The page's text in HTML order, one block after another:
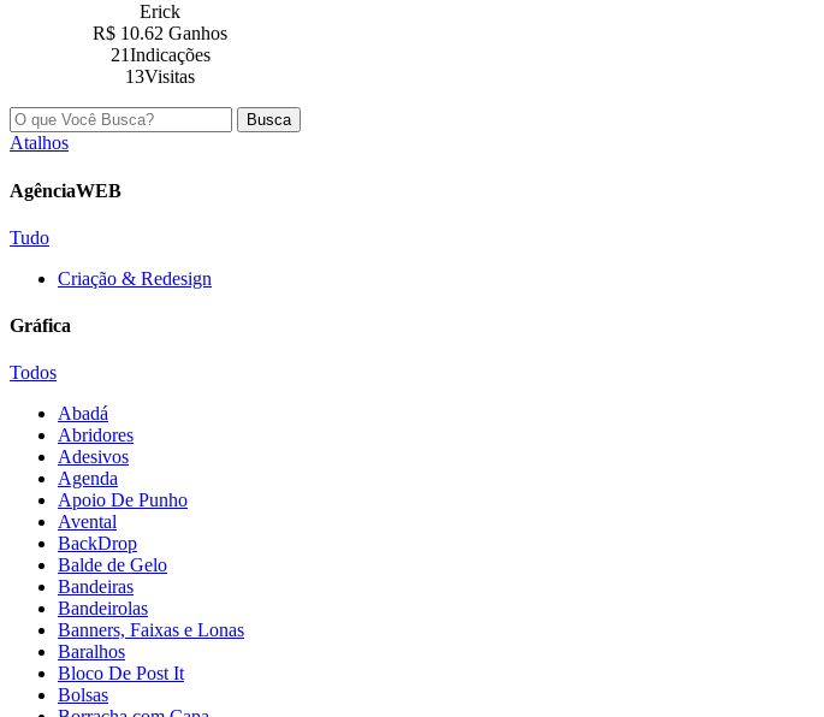
Erick
R$ 10.62 Ganhos
21Indicações
13Visitas
Busca
Atalhos
AgênciaWEB
Tudo
Criação & Redesign
Gráfica
Todos
Abadá
Abridores
Adesivos
Agenda
Apoio De Punho
Avental
BackDrop
Balde de Gelo
Bandeiras
Bandeirolas
Banners, Faixas e Lonas
Baralhos
Bloco De Post It
Bolsas